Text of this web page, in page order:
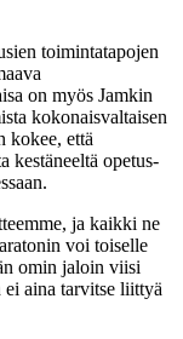
toimintatapojen
on myös Jamkin
kokonaisvaltaisen
kokee, että
kestäneeltä opetus-
ja kaikki ne
voi toiselle
omin jaloin viisi
aina tarvitse liittyä